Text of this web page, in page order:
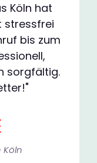
Köln hat
stressfrei
bis zum
sorgfältig.
Köln​